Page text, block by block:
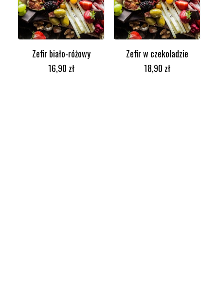
MOJE KONTO
REJESTRACJA
DODAJ DO KOSZYKA
Zefir biało-różowy
16,90 zł
DODAJ DO KOSZYKA
Zefir w czekoladzie
18,90 zł